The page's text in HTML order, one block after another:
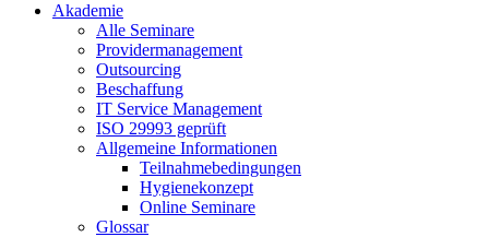
Akademie
Alle Seminare
Providermanagement
Outsourcing
Beschaffung
IT Service Management
ISO 29993 geprüft
Allgemeine Informationen
Teilnahmebedingungen
Hygienekonzept
Online Seminare
Glossar